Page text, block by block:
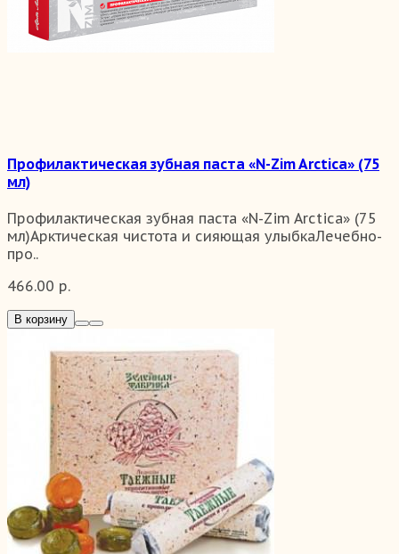
Профилактическая зубная паста «N-Zim Arctiсa» (75
мл)
Профилактическая зубная паста «N-Zim Arctiсa» (75
мл)Арктическая чистота и сияющая улыбкаЛечебно-
про..
466.00 р.
В корзину